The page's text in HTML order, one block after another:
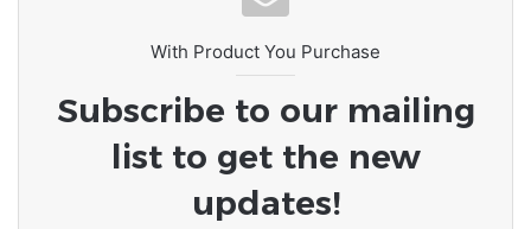
With Product You Purchase
Subscribe to our mailing
list to get the new
updates!